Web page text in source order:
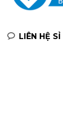
LIÊN HỆ SỈ